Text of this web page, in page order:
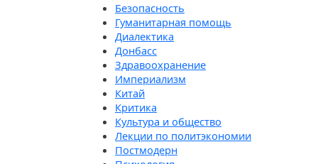
Безопасность
Гуманитарная помощь
Диалектика
Донбасс
Здравоохранение
Империализм
Китай
Критика
Культура и общество
Лекции по политэкономии
Постмодерн